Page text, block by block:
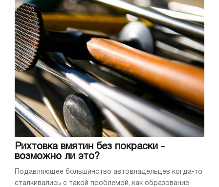
Рихтовка вмятин без покраски -
возможно ли это?
Подавляющее большинство автовладельцев когда-то
сталкивались с такой проблемой, как образование